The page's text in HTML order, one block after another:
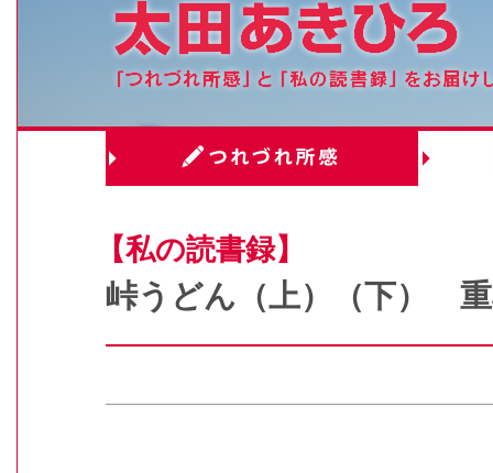
【私の読書録】
峠うどん（上）（下）